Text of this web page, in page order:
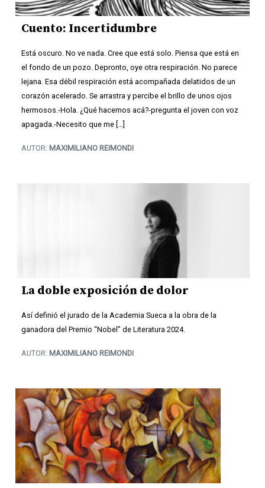
Cuento: Incertidumbre
Está oscuro. No ve nada. Cree que está solo. Piensa que está en
el fondo de un pozo. Depronto, oye otra respiración. No parece
lejana. Esa débil respiración está acompañada delatidos de un
corazón acelerado. Se arrastra y percibe el brillo de unos ojos
hermosos.-Hola. ¿Qué hacemos acá?-pregunta el joven con voz
apagada.-Necesito que me […]
AUTOR: MAXIMILIANO REIMONDI
La doble exposición de dolor
Así definió el jurado de la Academia Sueca a la obra de la
ganadora del Premio “Nobel” de Literatura 2024.
AUTOR: MAXIMILIANO REIMONDI